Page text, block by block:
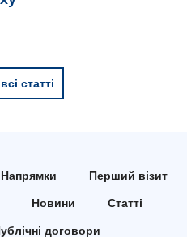
статті
Напрямки Перший візит
Новини Статті
договори